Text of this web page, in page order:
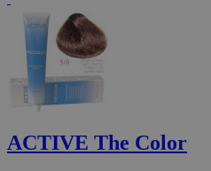
ACTIVE The Color